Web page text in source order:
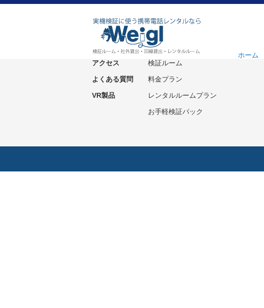
ホーム
ホーム
アクセス
よくある質問
VR製品
サービス紹介
社外貸出プラン
検証ルーム
料金プラン
レンタルルームプラン
お手軽検証パック